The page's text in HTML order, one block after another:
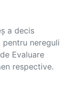
a decis
nereguli
Evaluare
respective.